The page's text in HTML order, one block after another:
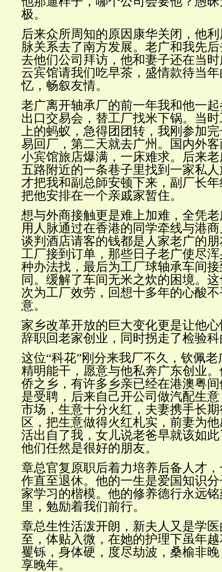
极。
后来众所周知的原因康华关闭，他
脉关系去了南方发展。老广和我先
去他们公司拜访，他和妻子还在当
云宾馆请我们吃早茶，盛情款待当
忆，畅叙友情。
老广离开轴承厂的前一年我和他一
出口交易会，替工厂找米下锅。当
上的蚂蚁，急得团团转，我刚参加
易回厂，第二天就去广州。国内外
小宾馆旅店爆满，一床难求。后来
五路附近的一条巷子里找到一家私
才把我和副总師安顿下来，副厂长
把他安排在一个亲戚家暂住。
想与外商接触更是难上加难，全凭
用人脉通过在香港的同学牵线与港
谈判酒店请客的钱都是人家老广的
工厂接到订单，那些日子老广使尽
种办法找，最后为工厂球轴承车间
同。缓解了车间无米之炊的困境。
次为工厂效劳，回想十多年的心酸
意。
家乡改革开放的巨大变化更是让他
辞职回老家创业，同时拐走了检验
这位“科花”刚分来我厂不久， 钦佩老
精明能干，愿意与他私奔广东创业
侨之乡，有许多乡亲已经在港澳粤
是受聘，后来自己开公司做汽配生
市场，生意十分火红，夫妻携手长
区，把生意做得火红札实，前妻为
活出自了我，女儿说老爸早就该如
他们任然是很好的朋友。
章总官复原职后着力培养后备人才
作直至退休。他的一生是爱国知识
家学习的楷模。他的修养德行永远
里，勉励着我们前行。
章总生性活泼开朗，新夫人又是学
至，体贴入微，在她的护理下虽年
矍铄，身体硬，度尽劫波，桑榆非
享晚年。